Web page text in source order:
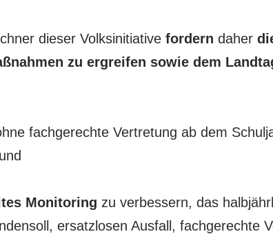
dieser Volksinitiative fordern daher
zu ergreifen sowie dem
fachgerechte Vertretung ab dem
und
Monitoring zu verbessern, das
ersatzlosen Ausfall, fachgerechte